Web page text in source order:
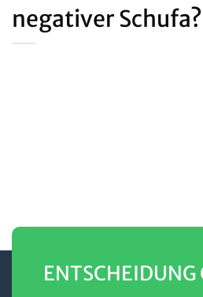
negativer Schufa?
ENTSCHEIDUNG